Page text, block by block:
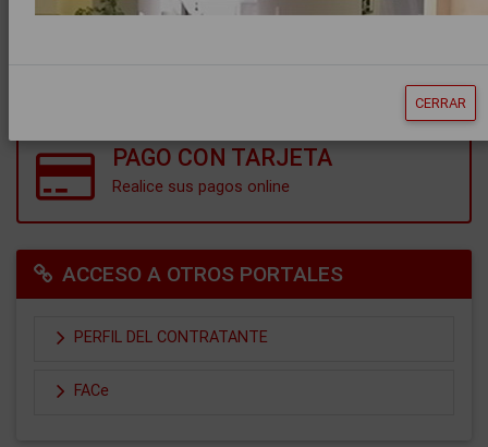
PAGO CON TARJETA
Realice sus pagos online
ACCESO A OTROS PORTALES
PERFIL DEL CONTRATANTE
FACe
CERRAR